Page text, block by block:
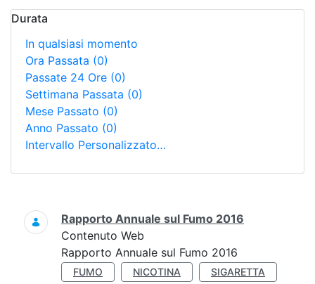
Durata
In qualsiasi momento
Ora Passata (0)
Passate 24 Ore (0)
Settimana Passata (0)
Mese Passato (0)
Anno Passato (0)
Intervallo Personalizzato…
Ricerca
Rapporto Annuale sul Fumo 2016
Contenuto Web
Rapporto Annuale sul Fumo 2016
FUMO NICOTINA
SIGARETTA